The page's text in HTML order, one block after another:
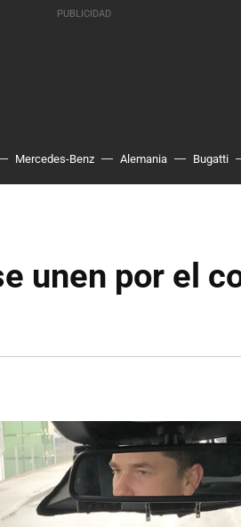
Mercedes-Benz Alemania Bugatti
unen por el